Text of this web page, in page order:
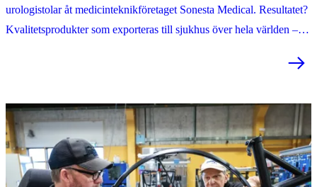
urologistolar åt medicinteknikföretaget Sonesta Medical. Resultatet?
Kvalitetsprodukter som exporteras till sjukhus över hela världen –